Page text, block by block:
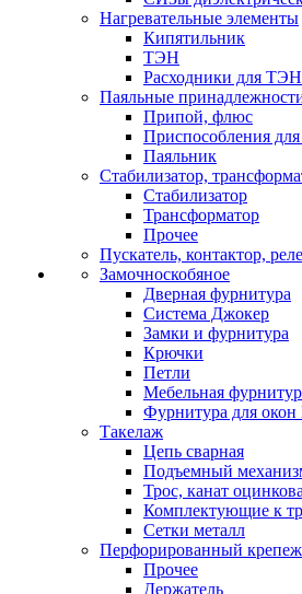
Нагревательные элементы
Кипятильник
ТЭН
Расходники для ТЭН
Паяльные
Припой, флюс
Приспособления
Паяльник
Стабилизатор,
Стабилизатор
Трансформатор
Прочее
Пускатель, контактор, реле
Замочноскобяное
Дверная фурнитура
Система Джокер
Замки и фурнитура
Крючки
Петли
Мебельная
Фурнитура для
Такелаж
Цепь сварная
Подъемный
Трос, канат
Комплектующие к
Сетки металл
Перфорированный крепеж
Прочее
Держатель